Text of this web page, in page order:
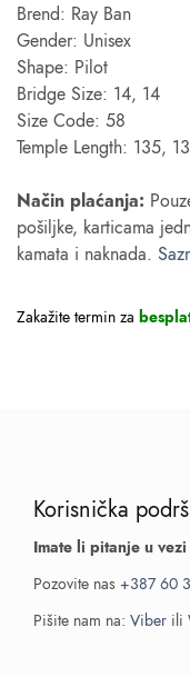
Brend: Ray Ban
Gender: Unisex
Shape: Pilot
Bridge Size: 14, 14
Size Code: 58
Temple Length: 135,
Način plaćanja:
pošiljke, karticama
kamata i naknada.
Zakažite termin za
Korisnička
Imate li pitanje u
Pozovite nas +387 60
Pišite nam na:Viber ili